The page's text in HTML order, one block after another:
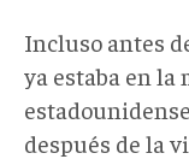
Incluso antes
ya estaba en la
después de la